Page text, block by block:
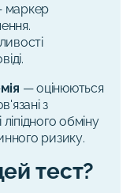
маркер
— оцінюються
з
обміну
ризику.
тест?